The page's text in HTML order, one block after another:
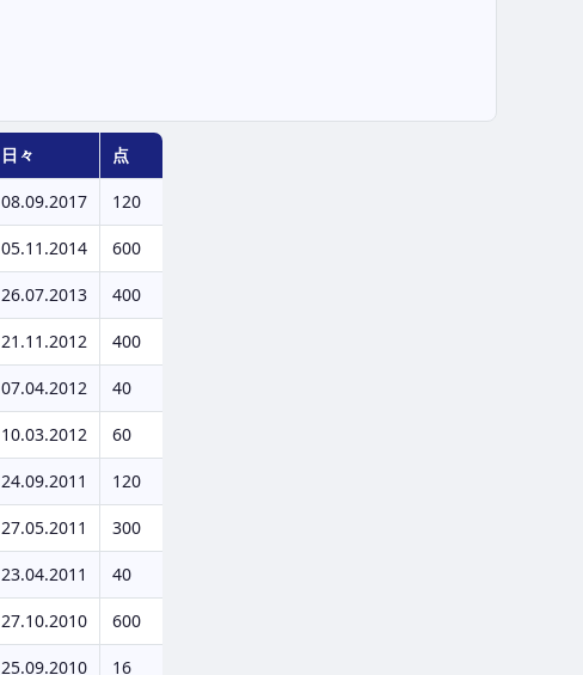
日々 点
08.09.2017 120
05.11.2014 600
26.07.2013 400
21.11.2012 400
07.04.2012 40
10.03.2012 60
24.09.2011 120
27.05.2011 300
23.04.2011 40
27.10.2010 600
25.09.2010 16